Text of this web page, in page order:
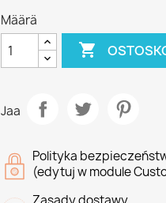
Määrä

Jaa
Polityka
(edytuj w module